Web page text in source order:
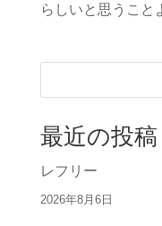
らしいと思うこと
最近の投稿
レフリー
2026年8月6日